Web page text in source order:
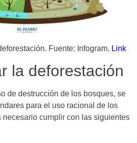
Fuente: Infogram. Link
la deforestación
de destrucción de los bosques, se
para el uso racional de los
necesario cumplir con las siguientes